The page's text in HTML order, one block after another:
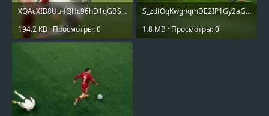
XQAcXIB8Uu-fQHc96hD1qGBSOS1l1XAUt0mQfccjykcbezNQflR339e7SYS1mmEGwythtwyW5RrrYXnB1Z390xPo.jpg
194.2 KB · Просмотры: 0
S_zdfOqKwgnqmDE2IP1Gy2aGUahCrQObg0jzzd8iC7K9w8F79qiwu1gA5l0Ji5lX3JiBgWwOWqDDOFU_CmfYZQUE.jpg
1.8 MB · Просмотры: 0